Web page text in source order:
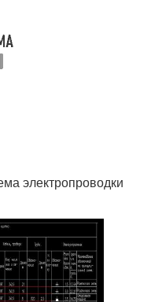
электропроводки